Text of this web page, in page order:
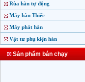
Rùa hàn tự động
Máy hàn Thiếc
Máy phát hàn
Vật tư phụ kiện hàn
Sản phẩm bán chạy